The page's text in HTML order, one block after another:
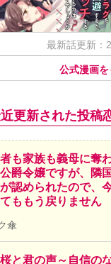
最新話更新：
公式漫画
更新された投稿
も家族も義母に奪
爵令嬢ですが、隣
認められたので、
ももう戻りません
傘
と君の声～自信の